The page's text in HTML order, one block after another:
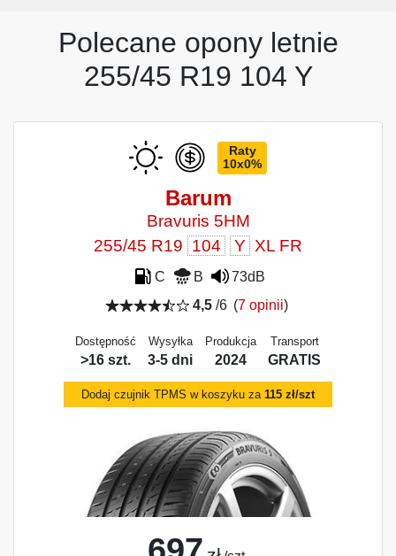
Polecane opony letnie
255/45 R19 104 Y
Raty
10x0%
Barum
Bravuris 5HM
255/45 R19 104 Y XL FR
C B
73dB
4,5 /6 (7 opinii)
Dostępność
>16 szt.
Wysyłka
3-5 dni
Produkcja
2024
Transport
GRATIS
Dodaj czujnik TPMS w koszyku za 115 zł/szt